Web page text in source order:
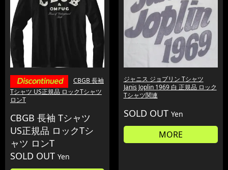
CBGB 長袖
Tシャツ US正規品 ロックTシャツ
ロンT
CBGB 長袖 Tシャツ
US正規品 ロックTシ
ャツ ロンT
SOLD OUT Yen
ジャニス ジョプリン Tシャツ
Janis Joplin 1969 白 正規品 ロック
Tシャツ関連
SOLD OUT Yen
MORE